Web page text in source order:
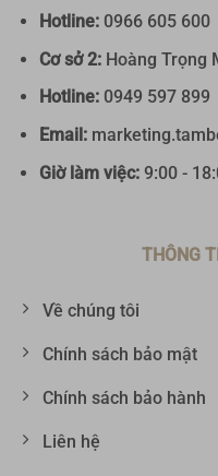
Hotline:0966 605 600
Cơ sở 2:Hoàng Trọng
Hotline: 0949 597 899
Email:
Giờ làm việc:9:00 -
THÔNG
Về chúng tôi
Chính sách bảo mật
Chính sách bảo hành
Liên hệ